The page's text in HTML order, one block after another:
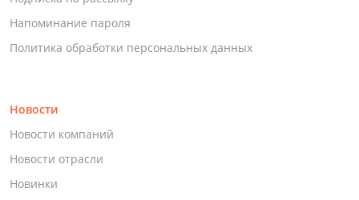
Напоминание пароля
Политика обработки персональных данных
Новости
Новости компаний
Новости отрасли
Новинки